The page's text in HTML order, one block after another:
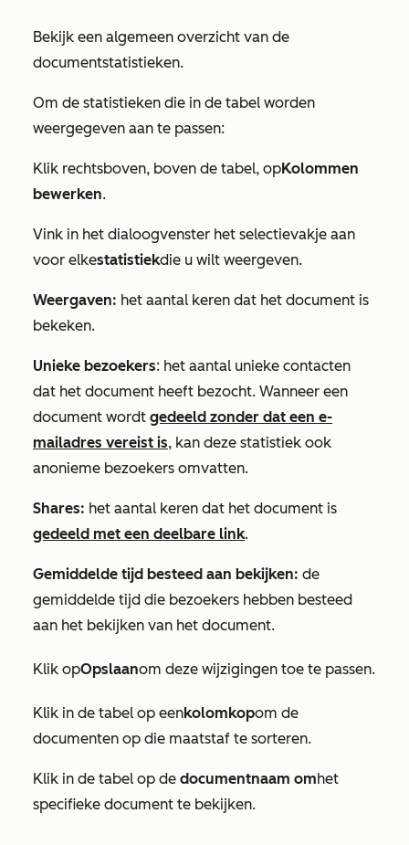
Bekijk een algemeen overzicht van de
documentstatistieken.
Om de statistieken die in de tabel worden
weergegeven aan te passen:
Klik rechtsboven, boven de tabel, opKolommen
bewerken.
Vink in het dialoogvenster het selectievakje aan
voor elkestatistiekdie u wilt weergeven.
Weergaven: het aantal keren dat het document is
bekeken.
Unieke bezoekers: het aantal unieke contacten
dat het document heeft bezocht. Wanneer een
document wordt gedeeld zonder dat een e-
mailadres vereist is, kan deze statistiek ook
anonieme bezoekers omvatten.
Shares: het aantal keren dat het document is
gedeeld met een deelbare link.
Gemiddelde tijd besteed aan bekijken: de
gemiddelde tijd die bezoekers hebben besteed
aan het bekijken van het document.
Klik opOpslaanom deze wijzigingen toe te passen.
Klik in de tabel op eenkolomkopom de
documenten op die maatstaf te sorteren.
Klik in de tabel op de documentnaam omhet
specifieke document te bekijken.